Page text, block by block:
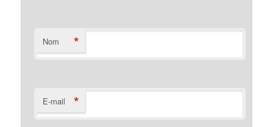
Nom *
E-mail *